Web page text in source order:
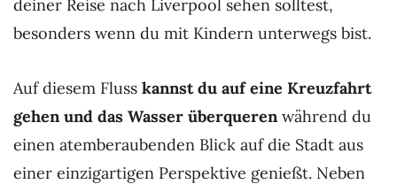
deiner Reise nach Liverpool sehen solltest,
besonders wenn du mit Kindern unterwegs bist.
Auf diesem Fluss kannst du auf eine Kreuzfahrt
gehen und das Wasser überquerenwährend du
einen atemberaubenden Blick auf die Stadt aus
einer einzigartigen Perspektive genießt. Neben